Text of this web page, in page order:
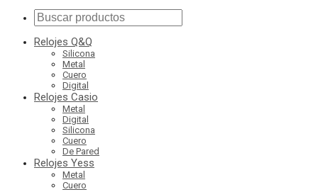
Relojes Q&Q
Silicona
Metal
Cuero
Digital
Relojes Casio
Metal
Digital
Silicona
Cuero
De Pared
Relojes Yess
Metal
Cuero